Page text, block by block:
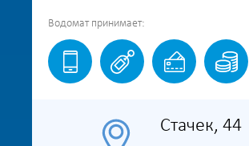
Водомат принимает:
Стачек, 44